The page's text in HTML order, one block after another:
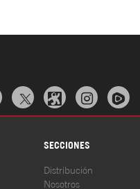
  
SECCIONES
Distribución
Nosotros